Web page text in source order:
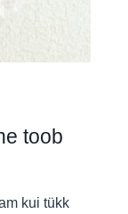
toob
kui tükk